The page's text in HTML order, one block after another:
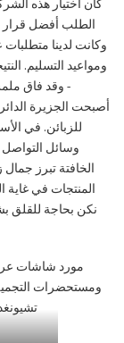
كان اختيار هذه
الطلب أفضل قرار
وكانت لدينا متطلبات
ومواعيد التسليم.
- وقد فاق
أصبحت الجزيرة
للزبائن. في
وسائل التواصل
الخافتة تبرز
المنتجات في غاية
نكن بحاجة للقلق